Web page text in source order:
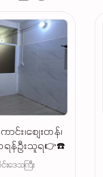
ာင်း၊စျေးတန်၊
စရန်ဦးသူရ👉☎️
းဒေသကြီး